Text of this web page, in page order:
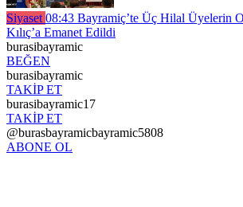
Siyaset 08:43 Bayramiç’te Üç Hilal Üyelerin
Kılıç’a Emanet Edildi
burasibayramic
BEĞEN
burasibayramic
TAKİP ET
burasibayramic17
TAKİP ET
@burasbayramicbayramic5808
ABONE OL